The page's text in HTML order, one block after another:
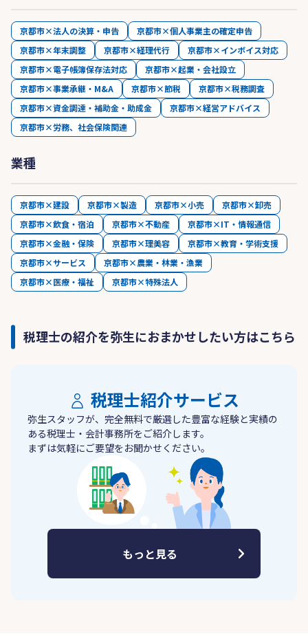
京都市×法人の決算・申告
京都市×個人事業主の確定申告
京都市×年末調整
京都市×経理代行
京都市×インボイス対応
京都市×電子帳簿保存法対応
京都市×起業・会社設立
京都市×事業承継・M&A
京都市×節税
京都市×税務調査
京都市×資金調達・補助金・助成金
京都市×経営アドバイス
京都市×労務、社会保険関連
業種
京都市×建設 京都市×製造 京都市×小売
京都市×卸売
京都市×飲食・宿泊
京都市×不動産
京都市×IT・情報通信
京都市×金融・保険
京都市×理美容
京都市×教育・学術支援
京都市×サービス
京都市×農業・林業・漁業
京都市×医療・福祉
京都市×特殊法人
税理士の紹介を弥生におまかせしたい方はこちら
税理士紹介サービス
弥生スタッフが、完全無料で厳選した豊富な経験と実績の
ある税理士・会計事務所をご紹介します。
まずは気軽にご要望をお聞かせください。
もっと見る